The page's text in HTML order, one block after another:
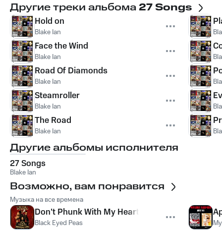
Другие треки альбома 27 Songs
Hold on
Blake Ian
Face the Wind
Blake Ian
Road Of Diamonds
Blake Ian
Steamroller
Blake Ian
The Road
Blake Ian
Другие альбомы исполнителя
27 Songs
Blake Ian
Возможно, вам понравится
Музыка на все времена
Don't Phunk With My Heart
Black Eyed Peas